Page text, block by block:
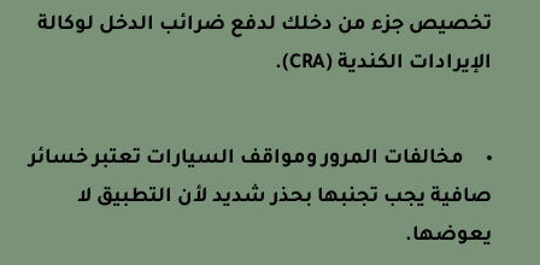
تخصيص جزء من دخلك لدفع ضرائب الدخل لوكالة
الإيرادات الكندية (CRA).
مخالفات المرور ومواقف السيارات تعتبر خسائر
صافية يجب تجنبها بحذر شديد لأن التطبيق لا
يعوضها.